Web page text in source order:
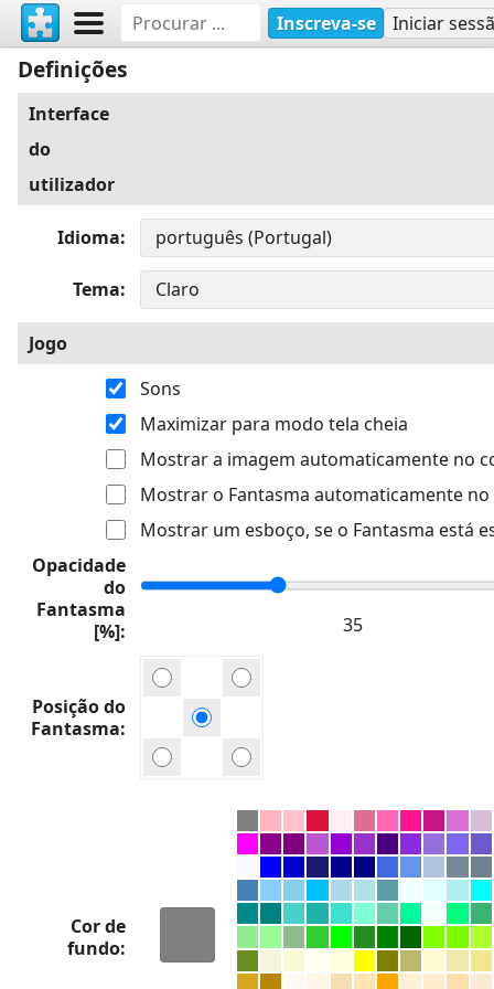
Inscreva-se Iniciar
Definições
Interface
do
utilizador
Idioma
Tema
Jogo
Sons
Maximizar para modo tela cheia
Mostrar a imagem automaticamente no
Mostrar o Fantasma automaticamente no
Mostrar um esboço, se o Fantasma está
Opacidade
do
Fantasma
[%]
Posição do
Fantasma
Cor de
fundo